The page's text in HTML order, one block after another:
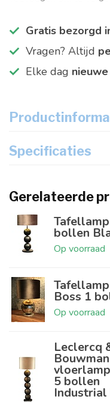
Gratis bezorgd
Vragen? Altijd
Elke dag nieuwe
Specificaties
Gerelateerde
bollen
Op voorraad
Tafellamp
Boss 1
Op voorraad
Leclercq
Bouwman
5 bollen
Industrial